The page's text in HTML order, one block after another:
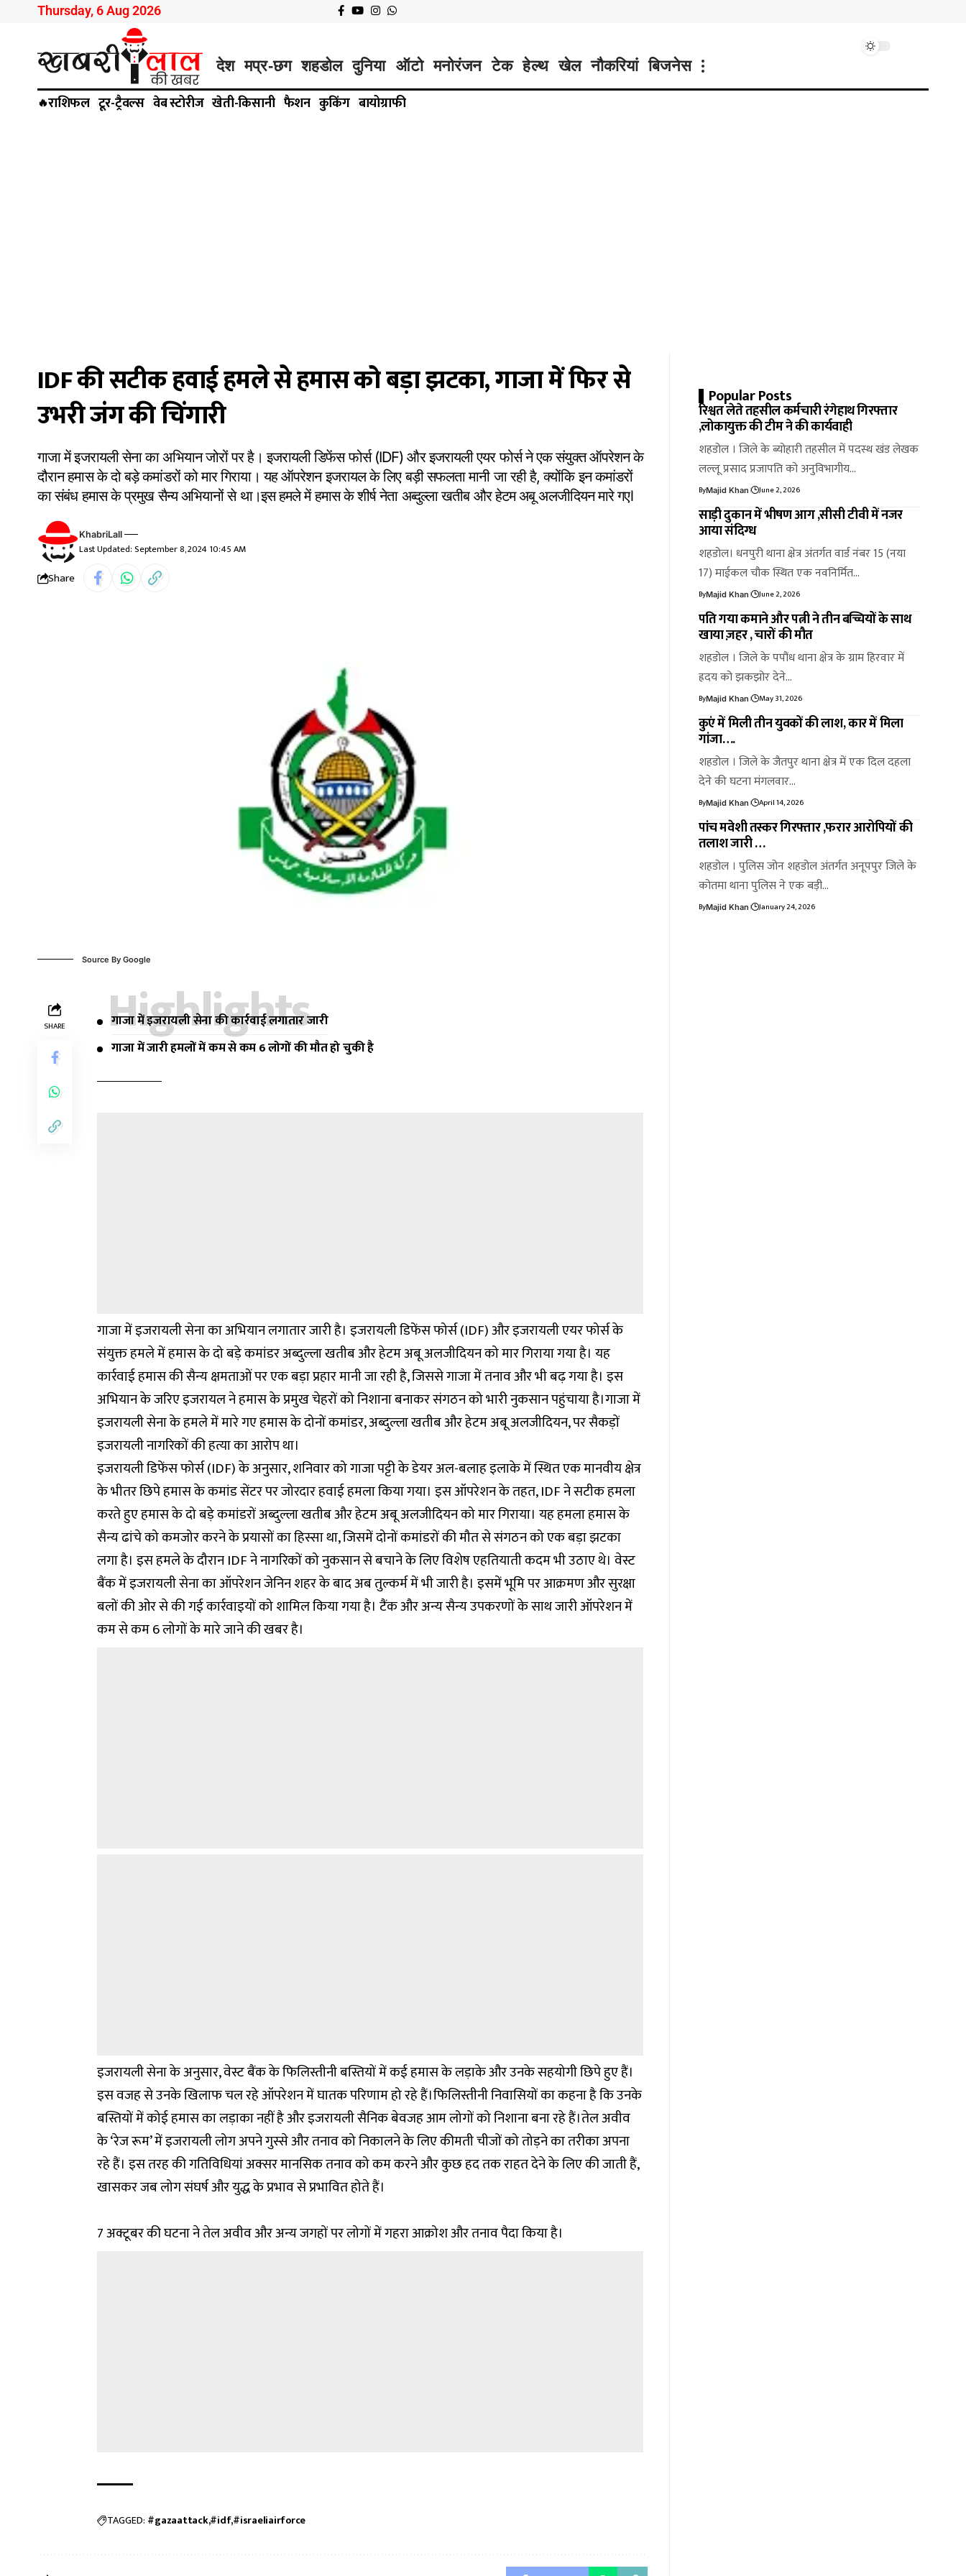
Thursday, 6 Aug 2026
देश मप्र-छग शहडोल दुनिया ऑटो मनोरंजन टेक हेल्थ खेल नौकरियां बिजनेस
🔥राशिफल टूर-ट्रैवल्स वेब स्टोरीज खेती-किसानी फैशन कुकिंग बायोग्राफी
IDF की सटीक हवाई हमले से हमास को बड़ा झटका, गाजा में फिर से
उभरी जंग की चिंगारी
गाजा में इजरायली सेना का अभियान जोरों पर है। इजरायली डिफेंस फोर्स (IDF) और इजरायली एयर फोर्स ने एक संयुक्त ऑपरेशन के
दौरान हमास के दो बड़े कमांडरों को मार गिराया। यह ऑपरेशन इजरायल के लिए बड़ी सफलता मानी जा रही है, क्योंकि इन कमांडरों
का संबंध हमास के प्रमुख सैन्य अभियानों से था।इस हमले में हमास के शीर्ष नेता अब्दुल्ला खतीब और हेटम अबू अलजीदियन मारे गएl
Last Updated: September 8, 2024 10:45 AM
KhabriLall
Share
Source By Google
SHARE Highlights
गाजा में इजरायली सेना की कार्रवाई लगातार जारी
गाजा में जारी हमलों में कम से कम 6 लोगों की मौत हो चुकी है
गाजा में इजरायली सेना का अभियान लगातार जारी है। इजरायली डिफेंस फोर्स (IDF) और इजरायली एयर फोर्स के
संयुक्त हमले में हमास के दो बड़े कमांडर अब्दुल्ला खतीब और हेटम अबू अलजीदियन को मार गिराया गया है। यह
कार्रवाई हमास की सैन्य क्षमताओं पर एक बड़ा प्रहार मानी जा रही है, जिससे गाजा में तनाव और भी बढ़ गया है। इस
अभियान के जरिए इजरायल ने हमास के प्रमुख चेहरों को निशाना बनाकर संगठन को भारी नुकसान पहुंचाया है।गाजा में
इजरायली सेना के हमले में मारे गए हमास के दोनों कमांडर, अब्दुल्ला खतीब और हेटम अबू अलजीदियन, पर सैकड़ों
इजरायली नागरिकों की हत्या का आरोप था।
इजरायली डिफेंस फोर्स (IDF) के अनुसार, शनिवार को गाजा पट्टी के डेयर अल-बलाह इलाके में स्थित एक मानवीय क्षेत्र
के भीतर छिपे हमास के कमांड सेंटर पर जोरदार हवाई हमला किया गया। इस ऑपरेशन के तहत, IDF ने सटीक हमला
करते हुए हमास के दो बड़े कमांडरों अब्दुल्ला खतीब और हेटम अबू अलजीदियन को मार गिराया। यह हमला हमास के
सैन्य ढांचे को कमजोर करने के प्रयासों का हिस्सा था, जिसमें दोनों कमांडरों की मौत से संगठन को एक बड़ा झटका
लगा है। इस हमले के दौरान IDF ने नागरिकों को नुकसान से बचाने के लिए विशेष एहतियाती कदम भी उठाए थे। वेस्ट
बैंक में इजरायली सेना का ऑपरेशन जेनिन शहर के बाद अब तुल्कर्म में भी जारी है। इसमें भूमि पर आक्रमण और सुरक्षा
बलों की ओर से की गई कार्रवाइयों को शामिल किया गया है। टैंक और अन्य सैन्य उपकरणों के साथ जारी ऑपरेशन में
कम से कम 6 लोगों के मारे जाने की खबर है।
इजरायली सेना के अनुसार, वेस्ट बैंक के फिलिस्तीनी बस्तियों में कई हमास के लड़ाके और उनके सहयोगी छिपे हुए हैं।
इस वजह से उनके खिलाफ चल रहे ऑपरेशन में घातक परिणाम हो रहे हैं।फिलिस्तीनी निवासियों का कहना है कि उनके
बस्तियों में कोई हमास का लड़ाका नहीं है और इजरायली सैनिक बेवजह आम लोगों को निशाना बना रहे हैं।तेल अवीव
के ‘रेज रूम’ में इजरायली लोग अपने गुस्से और तनाव को निकालने के लिए कीमती चीजों को तोड़ने का तरीका अपना
रहे हैं। इस तरह की गतिविधियां अक्सर मानसिक तनाव को कम करने और कुछ हद तक राहत देने के लिए की जाती हैं,
खासकर जब लोग संघर्ष और युद्ध के प्रभाव से प्रभावित होते हैं।
7 अक्टूबर की घटना ने तेल अवीव और अन्य जगहों पर लोगों में गहरा आक्रोश और तनाव पैदा किया है।
TAGGED: #gazaattack#idf#israeliairforce
Popular Posts
रिश्वत लेते तहसील कर्मचारी रंगेहाथ गिरफ्तार
,लोकायुक्त की टीम ने की कार्यवाही
शहडोल । जिले के ब्योहारी तहसील में पदस्थ खंड लेखक
लल्लू प्रसाद प्रजापति को अनुविभागीय…
ByMajid Khan June 2, 2026
साड़ी दुकान में भीषण आग ,सीसी टीवी में नजर
आया संदिग्ध
शहडोल। धनपुरी थाना क्षेत्र अंतर्गत वार्ड नंबर 15 (नया
17) माईकल चौक स्थित एक नवनिर्मित…
ByMajid Khan June 2, 2026
पति गया कमाने और पत्नी ने तीन बच्चियों के साथ
खाया ज़हर , चारों की मौत
शहडोल । जिले के पपौंध थाना क्षेत्र के ग्राम हिरवार में
ह्रदय को झकझोर देने…
ByMajid Khan May 31, 2026
कुएं में मिली तीन युवकों की लाश, कार में मिला
गांजा….
शहडोल । जिले के जैतपुर थाना क्षेत्र में एक दिल दहला
देने की घटना मंगलवार…
ByMajid Khan April 14, 2026
पांच मवेशी तस्कर गिरफ्तार ,फरार आरोपियों की
तलाश जारी …
शहडोल । पुलिस जोन शहडोल अंतर्गत अनूपपुर जिले के
कोतमा थाना पुलिस ने एक बड़ी…
ByMajid Khan January 24, 2026